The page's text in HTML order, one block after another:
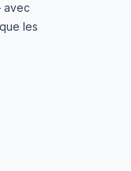
avec
les